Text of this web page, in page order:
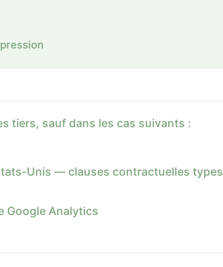
tiers, sauf dans les cas suivants :
Unis — clauses contractuelles types
Google Analytics